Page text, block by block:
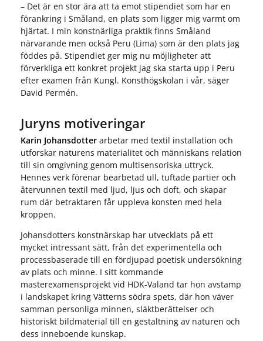
– Det är en stor ära att ta emot stipendiet som har en
förankring i Småland, en plats som ligger mig varmt om
hjärtat. I min konstnärliga praktik finns Småland
närvarande men också Peru (Lima) som är den plats jag
föddes på. Stipendiet ger mig nu möjligheter att
förverkliga ett konkret projekt jag ska starta upp i Peru
efter examen från Kungl. Konsthögskolan i vår, säger
David Permén.
Juryns motiveringar
Karin Johansdotterarbetar med textil installation och
utforskar naturens materialitet och människans relation
till sin omgivning genom multisensoriska uttryck.
Hennes verk förenar bearbetad ull, tuftade partier och
återvunnen textil med ljud, ljus och doft, och skapar
rum där betraktaren får uppleva konsten med hela
kroppen.
Johansdotters konstnärskap har utvecklats på ett
mycket intressant sätt, från det experimentella och
processbaserade till en fördjupad poetisk undersökning
av plats och minne. I sitt kommande
masterexamensprojekt vid HDK-Valand tar hon avstamp
i landskapet kring Vätterns södra spets, där hon väver
samman personliga minnen, släktberättelser och
historiskt bildmaterial till en gestaltning av naturen och
dess inneboende kunskap.